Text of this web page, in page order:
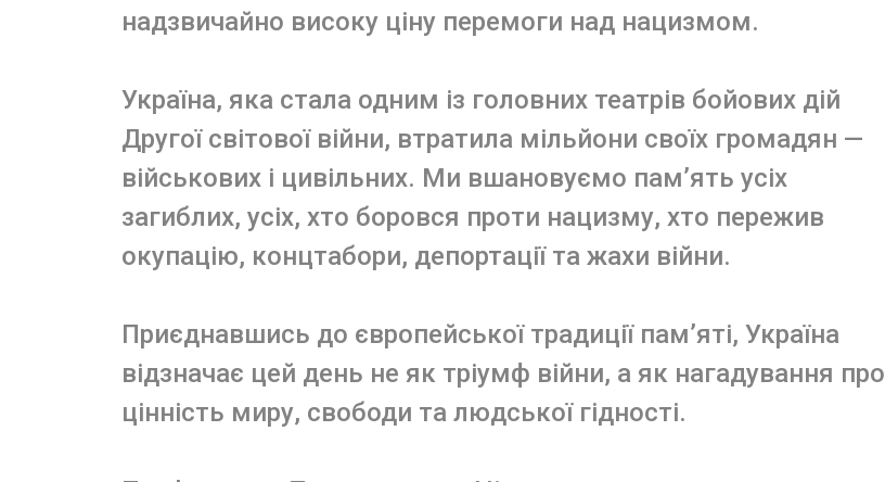
надзвичайно високу ціну перемоги над нацизмом.
Україна, яка стала одним із головних театрів бойових дій
Другої світової війни, втратила мільйони своїх громадян —
військових і цивільних. Ми вшановуємо пам’ять усіх
загиблих, усіх, хто боровся проти нацизму, хто пережив
окупацію, концтабори, депортації та жахи війни.
Приєднавшись до європейської традиції пам’яті, Україна
відзначає цей день не як тріумф війни, а як нагадування про
цінність миру, свободи та людської гідності.